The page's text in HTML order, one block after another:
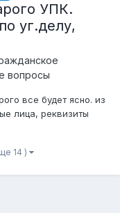
УПК.
уг.делу,
вопросы
все будет ясно. из
лица, реквизиты
г.Астана,
о принесении
14 )